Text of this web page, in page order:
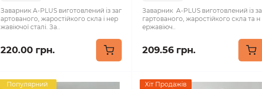
Заварник A-PLUS виготовлений із заг
артованого, жаростійкого скла і нер
жавіючої сталі. За..
220.00 грн.
Заварник A-PLUS виготовлений із за
гартованого, жаростійкого скла та н
ержавіюч..
209.56 грн.
Популярний
Хіт Продажів